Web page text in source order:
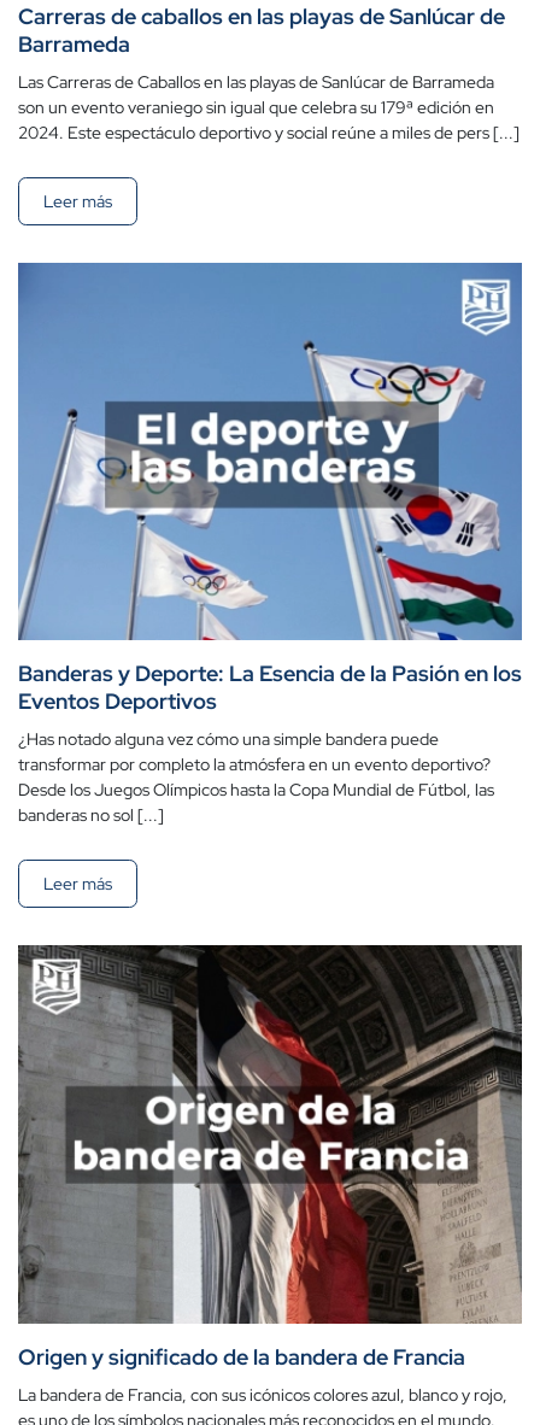
Carreras de caballos en las playas de Sanlúcar de
Barrameda
Las Carreras de Caballos en las playas de Sanlúcar de Barrameda
son un evento veraniego sin igual que celebra su 179ª edición en
2024. Este espectáculo deportivo y social reúne a miles de pers [...]
Leer más
Banderas y Deporte: La Esencia de la Pasión en los
Eventos Deportivos
¿Has notado alguna vez cómo una simple bandera puede
transformar por completo la atmósfera en un evento deportivo?
Desde los Juegos Olímpicos hasta la Copa Mundial de Fútbol, las
banderas no sol [...]
Leer más
Origen y significado de la bandera de Francia
La bandera de Francia, con sus icónicos colores azul, blanco y rojo,
es uno de los símbolos nacionales más reconocidos en el mundo.